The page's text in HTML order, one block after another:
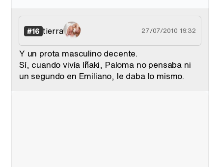
#16 tierra 27/07/2010 19:32
Y un prota masculino decente.
Sí, cuando vivía Iñaki, Paloma no pensaba ni
un segundo en Emiliano, le daba lo mismo.